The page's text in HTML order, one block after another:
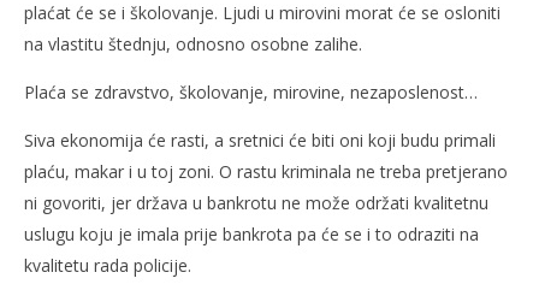
plaćat će se i školovanje. Ljudi u mirovini morat će se osloniti
na vlastitu štednju, odnosno osobne zalihe.
Plaća se zdravstvo, školovanje, mirovine, nezaposlenost…
Siva ekonomija će rasti, a sretnici će biti oni koji budu primali
plaću, makar i u toj zoni. O rastu kriminala ne treba pretjerano
ni govoriti, jer država u bankrotu ne može održati kvalitetnu
uslugu koju je imala prije bankrota pa će se i to odraziti na
kvalitetu rada policije.